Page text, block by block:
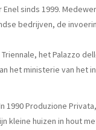
sinds 1999.
bedrijven, de
het Palazzo
het ministerie van het
Produzione
huizen in hout